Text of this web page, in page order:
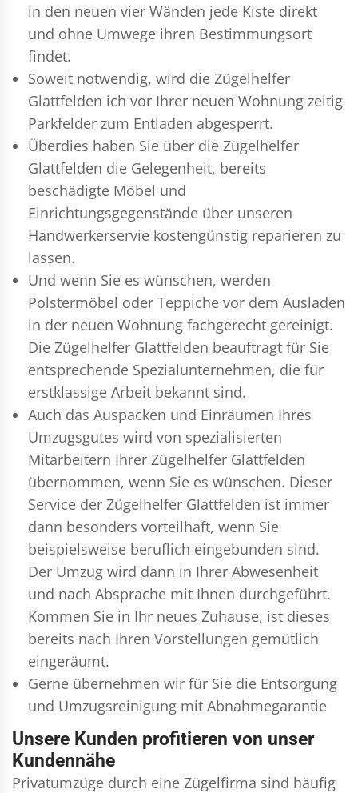
in den neuen vier Wänden jede Kiste direkt
und ohne Umwege ihren Bestimmungsort
findet.
Soweit notwendig, wird die Zügelhelfer
Glattfelden ich vor Ihrer neuen Wohnung zeitig
Parkfelder zum Entladen abgesperrt.
Überdies haben Sie über die Zügelhelfer
Glattfelden die Gelegenheit, bereits
beschädigte Möbel und
Einrichtungsgegenstände über unseren
Handwerkerservie kostengünstig reparieren zu
lassen.
Und wenn Sie es wünschen, werden
Polstermöbel oder Teppiche vor dem Ausladen
in der neuen Wohnung fachgerecht gereinigt.
Die Zügelhelfer Glattfelden beauftragt für Sie
entsprechende Spezialunternehmen, die für
erstklassige Arbeit bekannt sind.
Auch das Auspacken und Einräumen Ihres
Umzugsgutes wird von spezialisierten
Mitarbeitern Ihrer Zügelhelfer Glattfelden
übernommen, wenn Sie es wünschen. Dieser
Service der Zügelhelfer Glattfelden ist immer
dann besonders vorteilhaft, wenn Sie
beispielsweise beruflich eingebunden sind.
Der Umzug wird dann in Ihrer Abwesenheit
und nach Absprache mit Ihnen durchgeführt.
Kommen Sie in Ihr neues Zuhause, ist dieses
bereits nach Ihren Vorstellungen gemütlich
eingeräumt.
Gerne übernehmen wir für Sie die Entsorgung
und Umzugsreinigung mit Abnahmegarantie
Unsere Kunden profitieren von unser
Kundennähe
Privatumzüge durch eine Zügelfirma sind häufig